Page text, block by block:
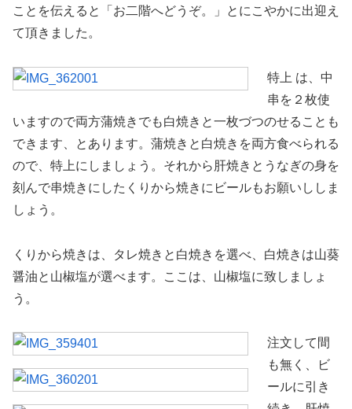
ことを伝えると「お二階へどうぞ。」とにこやかに出迎え
て頂きました。
特上 は、中
串を２枚使
いますので両方蒲焼きでも白焼きと一枚づつのせることも
できます、とあります。蒲焼きと白焼きを両方食べられる
ので、特上にしましょう。それから肝焼きとうなぎの身を
刻んで串焼きにしたくりから焼きにビールもお願いししま
しょう。
くりから焼きは、タレ焼きと白焼きを選べ、白焼きは山葵
醤油と山椒塩が選べます。ここは、山椒塩に致しましょ
う。
注文して間
も無く、ビ
ールに引き